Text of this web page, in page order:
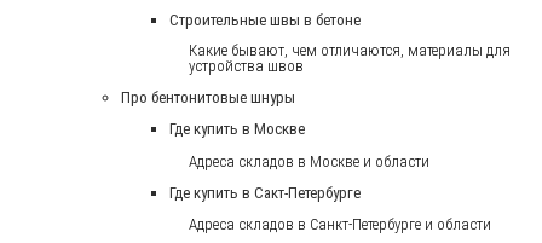
Строительные швы в бетоне
Какие бывают, чем отличаются, материалы для
устройства швов
Про бентонитовые шнуры
Где купить в Москве
Адреса складов в Москве и области
Где купить в Сакт-Петербурге
Адреса складов в Санкт-Петербурге и области